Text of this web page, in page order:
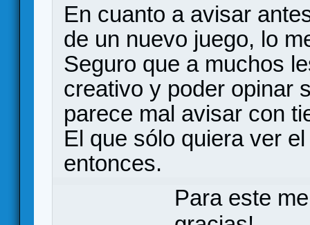
En cuanto a avisar
de un nuevo juego, lo
Seguro que a muchos
creativo y poder opinar
parece mal avisar con
El que sólo quiera ver
entonces.
Para este